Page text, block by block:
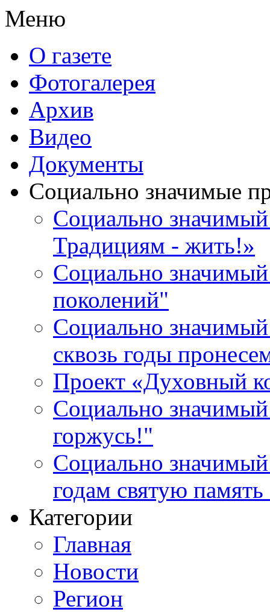
Меню
О газете
Фотогалерея
Архив
Видео
Документы
Социально значимые
Социально
Традициям - жить!»
Социально значимый
поколений"
Социально
сквозь годы
Проект «Духовный
Социально
горжусь!"
Социально
годам святую
Категории
Главная
Новости
Регион